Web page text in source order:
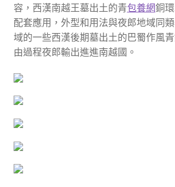
容，西漢南越王墓出土的青包養網銅
配套應用，外型和用法與夜郎地域同
域的一些西漢後期墓出土的巴蜀作風
由過程夜郎輸出進進南越國。